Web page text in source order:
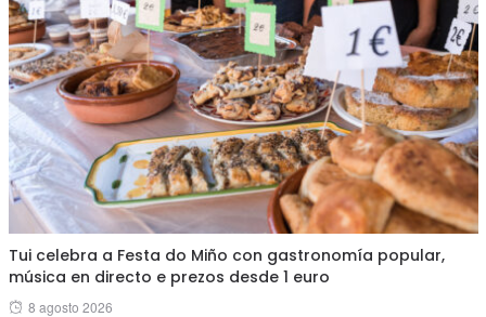
Tui celebra a Festa do Miño con gastronomía popular,
música en directo e prezos desde 1 euro
Posted
8 agosto 2026